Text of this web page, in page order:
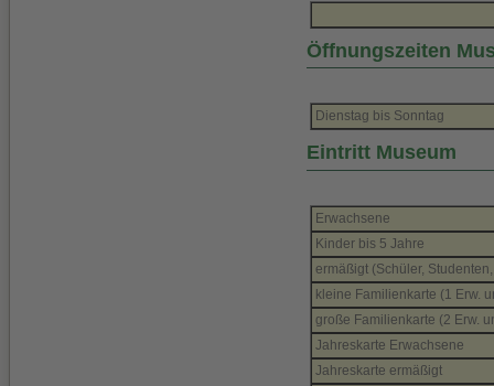
Öffnungszeiten
Dienstag bis Sonntag
Eintritt Museum
Erwachsene
Kinder bis 5 Jahre
ermäßigt (Schüler,
kleine Familienkarte (1 Erw.
große Familienkarte (2 Erw.
Jahreskarte Erwachsene
Jahreskarte ermäßigt